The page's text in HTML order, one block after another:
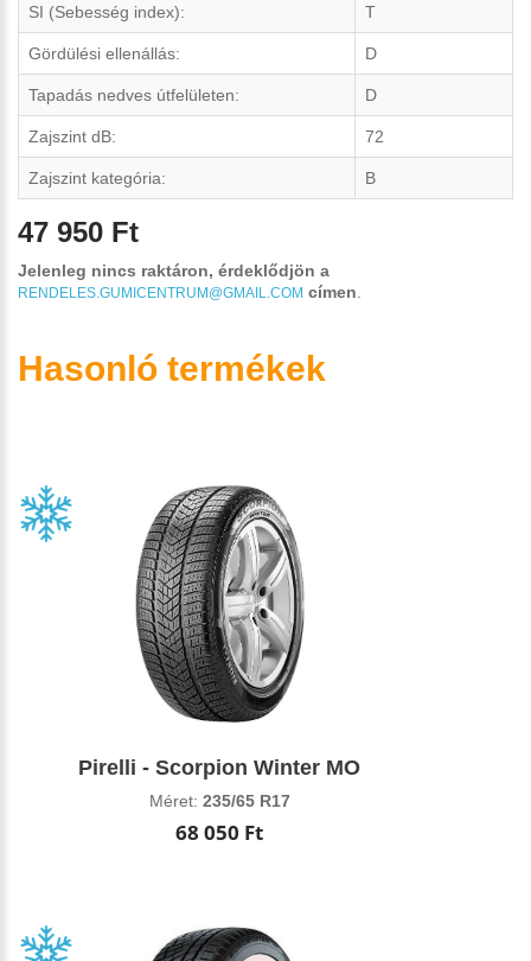
SI (Sebesség index): T
Gördülési ellenállás: D
Tapadás nedves útfelületen: D
Zajszint dB: 72
Zajszint kategória: B
47 950 Ft
Jelenleg nincs raktáron, érdeklődjön a
RENDELES.GUMICENTRUM@GMAIL.COM címen.
Hasonló termékek
Pirelli - Scorpion Winter MO
Méret: 235/65 R17
68 050 Ft